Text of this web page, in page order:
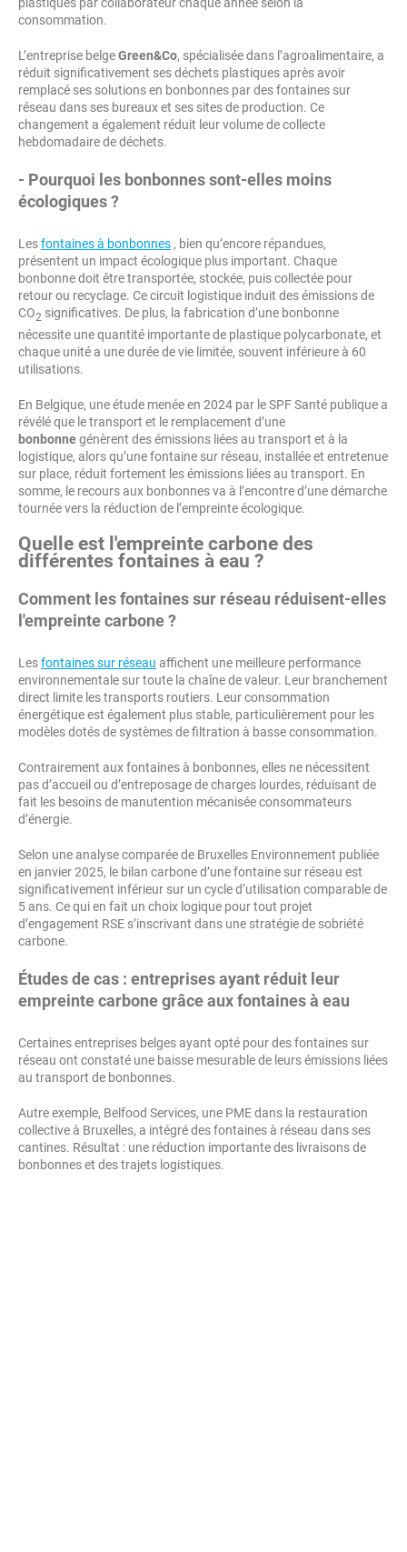
plastiques par collaborateur chaque année selon la
consommation.
L’entreprise belgeGreen&Co, spécialisée dans l’agroalimentaire, a
réduit significativement ses déchets plastiques après avoir
remplacé ses solutions en bonbonnes par des fontaines sur
réseau dans ses bureaux et ses sites de production. Ce
changement a également réduit leur volume de collecte
hebdomadaire de déchets.
- Pourquoi les bonbonnes sont-elles moins
écologiques ?
Lesfontaines à bonbonnes , bien qu’encore répandues,
présentent un impact écologique plus important. Chaque
bonbonne doit être transportée, stockée, puis collectée pour
retour ou recyclage. Ce circuit logistique induit des émissions de
CO2 significatives. De plus, la fabrication d’une bonbonne
nécessite une quantité importante de plastique polycarbonate, et
chaque unité a une durée de vie limitée, souvent inférieure à 60
utilisations.
En Belgique, une étude menée en 2024 par le SPF Santé publique a
révélé que le transport et le remplacement d’une
bonbonnegénèrent des émissions liées au transport et à la
logistique, alors qu’une fontaine sur réseau, installée et entretenue
sur place, réduit fortement les émissions liées au transport. En
somme, le recours aux bonbonnes va à l’encontre d’une démarche
tournée vers la réduction de l’empreinte écologique.
Quelle est l'empreinte carbone des
différentes fontaines à eau ?
Comment les fontaines sur réseau réduisent-elles
l'empreinte carbone ?
Lesfontaines sur réseau affichent une meilleure performance
environnementale sur toute la chaîne de valeur. Leur branchement
direct limite les transports routiers. Leur consommation
énergétique est également plus stable, particulièrement pour les
modèles dotés de systèmes de filtration à basse consommation.
Contrairement aux fontaines à bonbonnes, elles ne nécessitent
pas d’accueil ou d’entreposage de charges lourdes, réduisant de
fait les besoins de manutention mécanisée consommateurs
d’énergie.
Selon une analyse comparée de Bruxelles Environnement publiée
en janvier 2025, le bilan carbone d’une fontaine sur réseau est
significativement inférieur sur un cycle d’utilisation comparable de
5 ans. Ce qui en fait un choix logique pour tout projet
d’engagement RSE s’inscrivant dans une stratégie de sobriété
carbone.
Études de cas : entreprises ayant réduit leur
empreinte carbone grâce aux fontaines à eau
Certaines entreprises belges ayant opté pour des fontaines sur
réseau ont constaté une baisse mesurable de leurs émissions liées
au transport de bonbonnes.
Autre exemple, Belfood Services, une PME dans la restauration
collective à Bruxelles, a intégré des fontaines à réseau dans ses
cantines. Résultat : une réduction importante des livraisons de
bonbonnes et des trajets logistiques.